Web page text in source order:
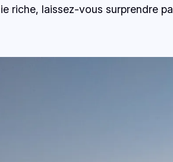
riche, laissez-vous surprendre